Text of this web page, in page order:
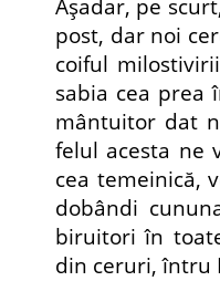
Aşadar, pe
post, dar noi
coiful
sabia cea prea
mântuitor dat
felul acesta ne
cea temeinică,
dobândi
biruitori în
din ceruri, întru